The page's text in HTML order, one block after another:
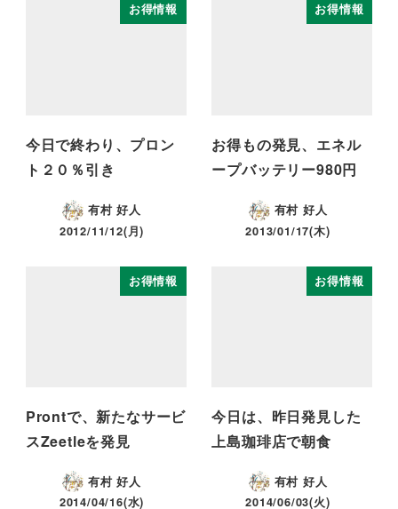
お得情報
今日で終わり、プロン
ト２０％引き
有村 好人
2012/11/12(月)
お得情報
お得もの発見、エネル
ープバッテリー980円
有村 好人
2013/01/17(木)
お得情報
Prontで、新たなサービ
スZeetleを発見
有村 好人
2014/04/16(水)
お得情報
今日は、昨日発見した
上島珈琲店で朝食
有村 好人
2014/06/03(火)